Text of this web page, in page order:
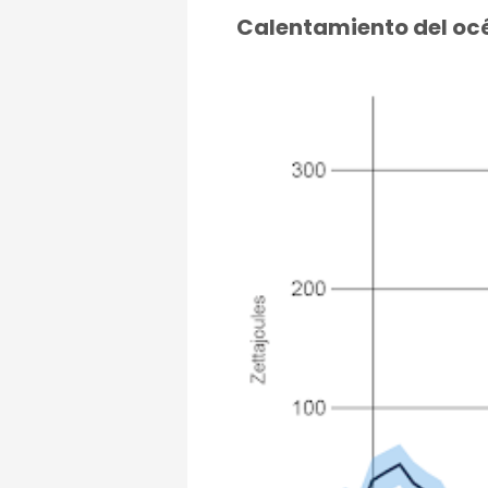
Calentamiento del